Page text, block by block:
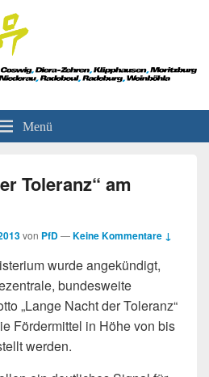
Demokratie
Menü
Toleranz“ am
von PfD—Keine Kommentare ↓
wurde angekündigt,
bundesweite
„Lange Nacht der Toleranz“
Fördermittel in Höhe von bis
werden.